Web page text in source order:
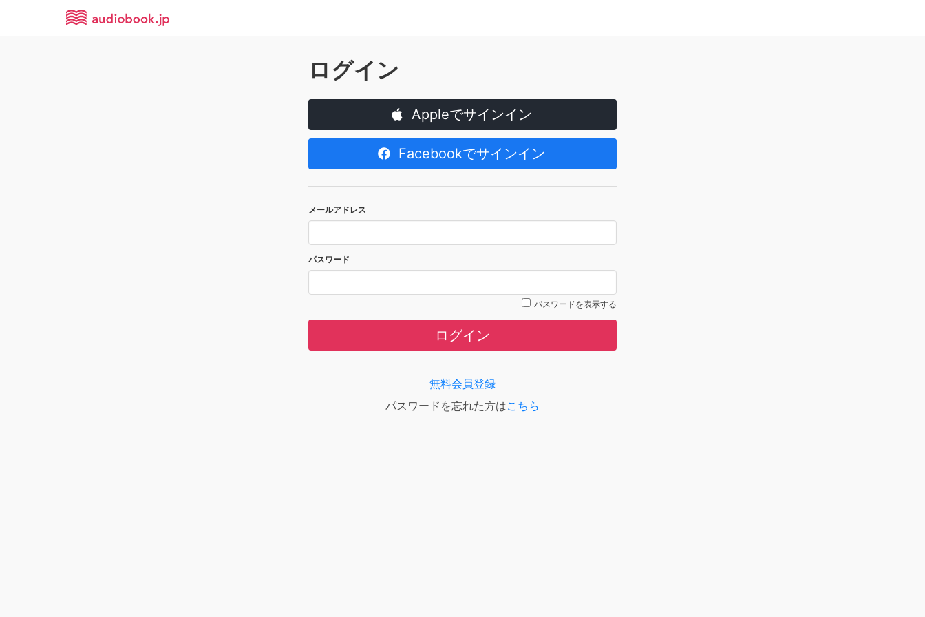
ログイン
Appleでサインイン
Facebookでサインイン
メールアドレス
パスワード
パスワードを表示する
ログイン
無料会員登録
パスワードを忘れた方はこちら